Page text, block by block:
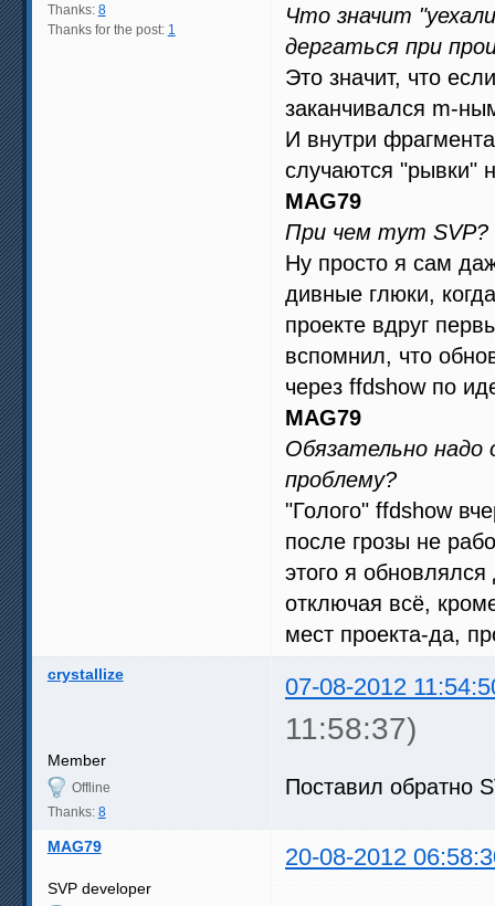
Thanks: 8
Thanks for the post: 1
Что значит
дергаться при
Это значит, что
заканчивался m-
И внутри
случаются "рывки"
MAG79
При чем тут SVP?
Ну просто я сам
дивные глюки,
проекте вдруг
вспомнил, что
через ffdshow по
MAG79
Обязательно
проблему?
"Голого" ffdshow
после грозы не
этого я
отключая всё,
мест проекта-да,
crystallize 07-08-2012
11:58:37)
Member
Offline
Thanks: 8
Поставил обратно
MAG79 20-08-2012
SVP developer